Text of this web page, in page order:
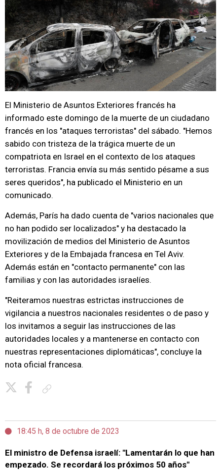
El Ministerio de Asuntos Exteriores francés ha
informado este domingo de la muerte de un ciudadano
francés en los "ataques terroristas" del sábado. "Hemos
sabido con tristeza de la trágica muerte de un
compatriota en Israel en el contexto de los ataques
terroristas. Francia envía su más sentido pésame a sus
seres queridos", ha publicado el Ministerio en un
comunicado.
Además, París ha dado cuenta de "varios nacionales que
no han podido ser localizados" y ha destacado la
movilización de medios del Ministerio de Asuntos
Exteriores y de la Embajada francesa en Tel Aviv.
Además están en "contacto permanente" con las
familias y con las autoridades israelíes.
"Reiteramos nuestras estrictas instrucciones de
vigilancia a nuestros nacionales residentes o de paso y
los invitamos a seguir las instrucciones de las
autoridades locales y a mantenerse en contacto con
nuestras representaciones diplomáticas", concluye la
nota oficial francesa.
18:45 h, 8 de octubre de 2023
El ministro de Defensa israelí: "Lamentarán lo que han
empezado. Se recordará los próximos 50 años"